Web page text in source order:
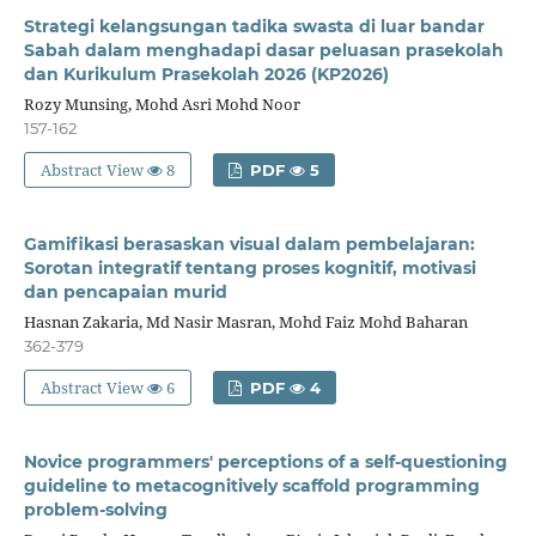
Strategi kelangsungan tadika swasta di luar bandar
Sabah dalam menghadapi dasar peluasan prasekolah
dan Kurikulum Prasekolah 2026 (KP2026)
Rozy Munsing, Mohd Asri Mohd Noor
157-162
Abstract View 8 PDF 5
Gamifikasi berasaskan visual dalam pembelajaran:
Sorotan integratif tentang proses kognitif, motivasi
dan pencapaian murid
Hasnan Zakaria, Md Nasir Masran, Mohd Faiz Mohd Baharan
362-379
Abstract View 6 PDF 4
Novice programmers' perceptions of a self-questioning
guideline to metacognitively scaffold programming
problem-solving